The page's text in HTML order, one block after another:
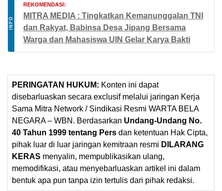
INFO
REKOMENDASI:
MITRA MEDIA : Tingkatkan Kemanunggalan TNI
dan Rakyat, Babinsa Desa Jipang Bersama
Warga dan Mahasiswa UIN Gelar Karya Bakti
PERINGATAN HUKUM: Konten ini dapat
disebarluaskan secara exclusif melalui jaringan Kerja
Sama Mitra Network / Sindikasi Resmi WARTA BELA
NEGARA – WBN. Berdasarkan Undang-Undang No.
40 Tahun 1999 tentang Pers dan ketentuan Hak Cipta,
pihak luar di luar jaringan kemitraan resmi DILARANG
KERAS menyalin, mempublikasikan ulang,
memodifikasi, atau menyebarluaskan artikel ini dalam
bentuk apa pun tanpa izin tertulis dari pihak redaksi.